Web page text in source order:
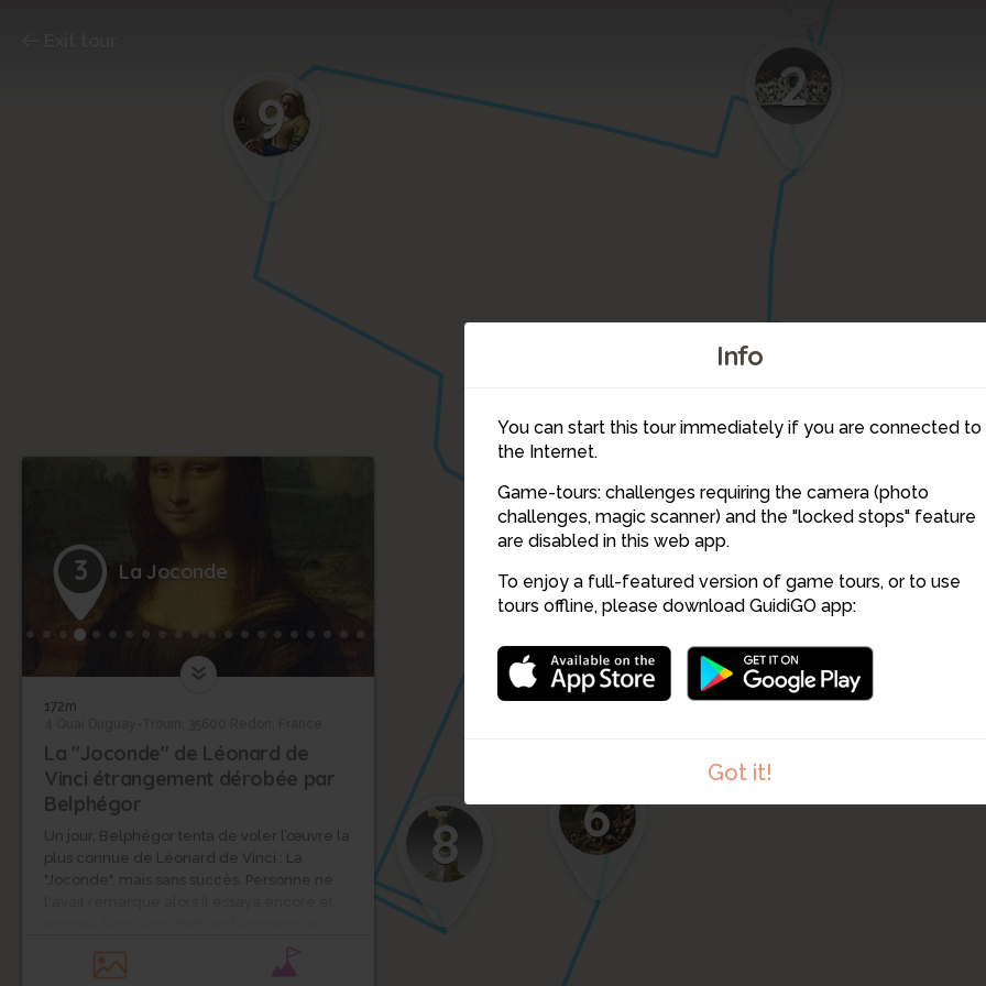
Info
You can start this tour immediately if you are connected to
the Internet.
Game-tours: challenges requiring the camera (photo
challenges, magic scanner) and the "locked stops" feature
are disabled in this web app.
To enjoy a full-featured version of game tours, or to use
tours offline, please download GuidiGO app:
Got it!
9
8 6
5
4
3
2
3 La Joconde
172m
La "Joconde" de Léonard de
Vinci étrangement dérobée par
Belphégor
Un jour, Belphégor tenta de voler l’œuvre la
plus connue de Léonard de Vinci : La
"Joconde", mais sans succès. Personne ne
cette obsession ? Car il disait vouloir
posséder les œuvres les plus connues du